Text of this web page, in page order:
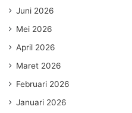
Juni 2026
Mei 2026
April 2026
Maret 2026
Februari 2026
Januari 2026